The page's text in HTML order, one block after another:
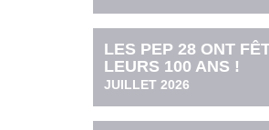
LES PEP 28 ONT
LEURS 100 ANS !
JUILLET 2026